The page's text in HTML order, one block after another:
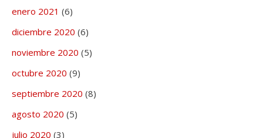
enero 2021 (6)
diciembre 2020 (6)
noviembre 2020 (5)
octubre 2020 (9)
septiembre 2020 (8)
agosto 2020 (5)
julio 2020 (3)